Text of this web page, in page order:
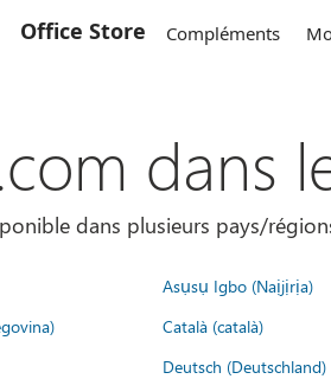
Office Store Compléments
dans
dans plusieurs pays/
Asụsụ Igbo (Naịjịrịa)
Català (català)
Deutsch (Deutschland)